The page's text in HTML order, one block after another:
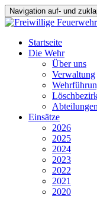
Navigation auf- und
Startseite
Die Wehr
Über uns
Verwaltung
Abteilungen
Einsätze
2026
2025
2024
2023
2022
2021
2020